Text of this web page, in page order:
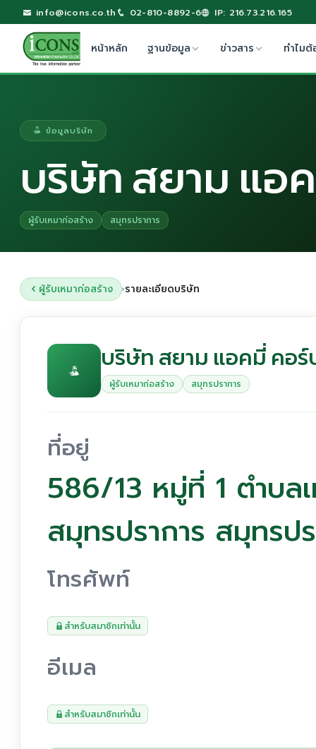
info@icons.co.th 02-810-8892-6 IP: 216.73.216.165
หน้าหลัก ฐานข้อมูล ข่าวสาร ทำไมต้
ข้อมูลบริษัท
บริษัท สยาม แอ
ผู้รับเหมาก่อสร้าง สมุทรปราการ
ผู้รับเหมาก่อสร้าง ›รายละเอียดบริษัท
บริษัท สยาม แอคมี่ คอร์
ผู้รับเหมาก่อสร้าง สมุทรปราการ
ที่อยู่
586/13 หมู่ที่ 1 ตำบล
สมุทรปราการ สมุทรป
โทรศัพท์
สำหรับสมาชิกเท่านั้น
อีเมล
สำหรับสมาชิกเท่านั้น